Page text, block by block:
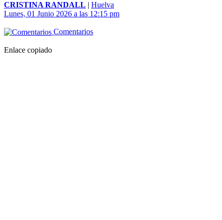
CRISTINA RANDALL | Huelva
Lunes, 01 Junio 2026 a las 12:15 pm
Comentarios
Enlace copiado